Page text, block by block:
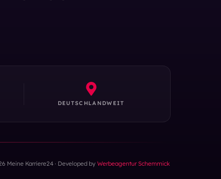
DEUTSCHLANDWEIT
Meine Karriere24 · Developed byWerbeagentur Schemmick